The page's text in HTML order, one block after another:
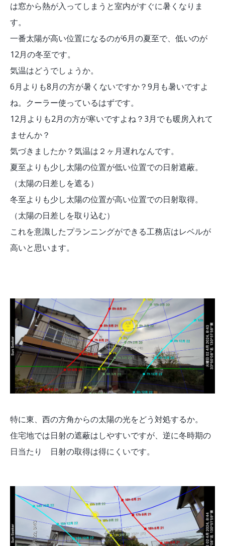
は窓から熱が入ってしまうと室内がすぐに暑くなりま
す。
一番太陽が高い位置になるのが6月の夏至で、低いのが
12月の冬至です。
気温はどうでしょうか。
6月よりも8月の方が暑くないですか？9月も暑いですよ
ね。クーラー使っているはずです。
12月よりも2月の方が寒いですよね？3月でも暖房入れて
ませんか？
気づきましたか？気温は２ヶ月遅れなんです。
夏至よりも少し太陽の位置が低い位置での日射遮蔽。
（太陽の日差しを遮る）
冬至よりも少し太陽の位置が高い位置での日射取得。
（太陽の日差しを取り込む）
これを意識したプランニングができる工務店はレベルが
高いと思います。
特に東、西の方角からの太陽の光をどう対処するか。
住宅地では日射の遮蔽はしやすいですが、逆に冬時期の
日当たり 日射の取得は得にくいです。